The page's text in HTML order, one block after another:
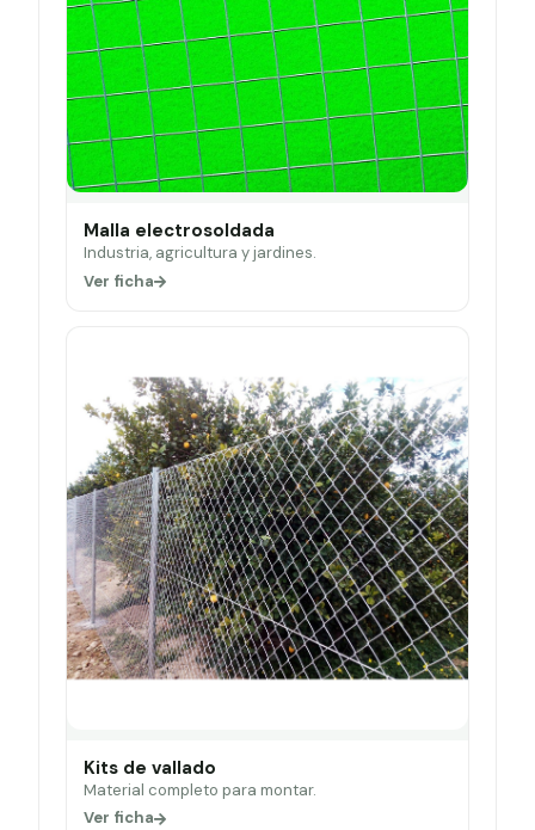
Malla electrosoldada
Industria, agricultura y jardines.
Ver ficha
Kits de vallado
Material completo para montar.
Ver ficha